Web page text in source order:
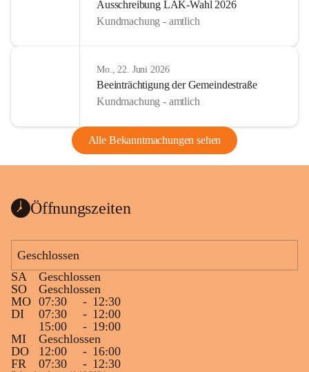
Ausschreibung LAK-Wahl 2026
Kundmachung - amtlich
Mo., 22. Juni 2026
Beeinträchtigung der Gemeindestraße
Kundmachung - amtlich
Alle Bekanntmachungen sehen
Öffnungszeiten
Geschlossen
SA
Geschlossen
SO
Geschlossen
MO 07:30 - 12:30
DI
07:30 - 12:00
15:00
- 19:00
MI
Geschlossen
DO
12:00 - 16:00
FR
07:30 - 12:30